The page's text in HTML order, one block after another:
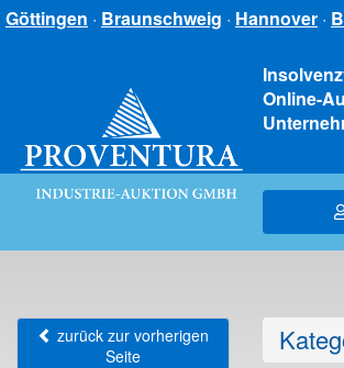
Göttingen · Braunschweig · Hannover ·
Online-
zurück zur vorherigen
Seite